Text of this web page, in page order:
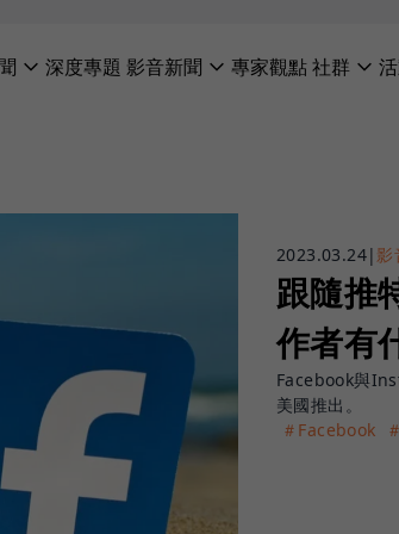
深度專題 影音新聞 專家觀點社群
2023.03.24| 影
跟隨推
作者有
Facebook與
美國推出。
＃Facebook